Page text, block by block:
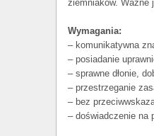
ziemniaków. Ważne
Wymagania:
– komunikatywna
– posiadanie
– sprawne dłonie,
– przestrzeganie
– bez
– doświadczenie na